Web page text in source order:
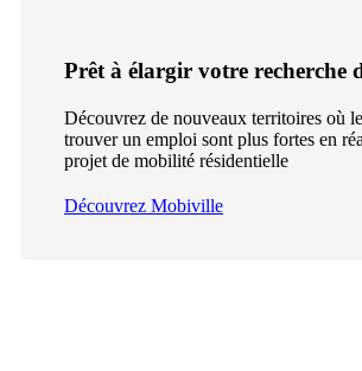
Prêt à élargir votre recherche
Découvrez de nouveaux territoires où
trouver un emploi sont plus fortes en
projet de mobilité résidentielle
Découvrez Mobiville